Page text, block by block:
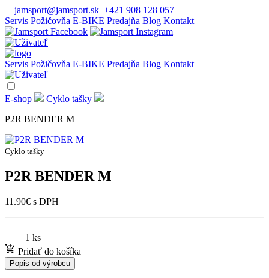
jamsport@jamsport.sk +421 908 128 057
Servis Požičovňa E-BIKE Predajňa Blog Kontakt
Servis Požičovňa E-BIKE Predajňa Blog Kontakt
E-shop
Cyklo tašky
P2R BENDER M
Cyklo tašky
P2R BENDER M
11.90€ s DPH
1 ks
Pridať do košíka
Popis od výrobcu